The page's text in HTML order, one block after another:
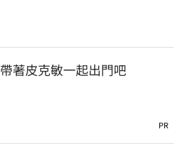
帶著皮克敏一起出門吧
PR